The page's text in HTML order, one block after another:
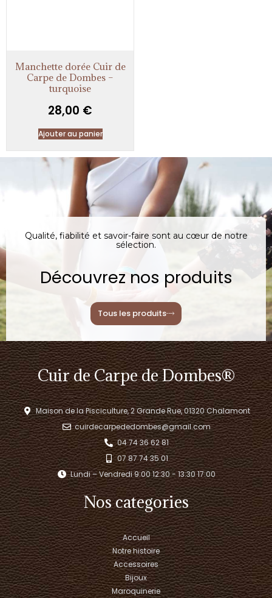
Manchette dorée Cuir de
Carpe de Dombes –
turquoise
28,00 €
Ajouter au panier
Qualité, fiabilité et savoir-faire sont au cœur de notre
sélection.
Découvrez nos produits
Tous les produits
Cuir de Carpe de Dombes®
Maison de la Pisciculture, 2 Grande Rue, 01320 Chalamont
cuirdecarpededombes@gmail.com
04 74 36 62 81
07 87 74 35 01
Lundi – Vendredi 9:00 12:30 - 13:30 17:00​
Nos categories
Accueil
Notre histoire
Accessoires
Bijoux
Maroquinerie